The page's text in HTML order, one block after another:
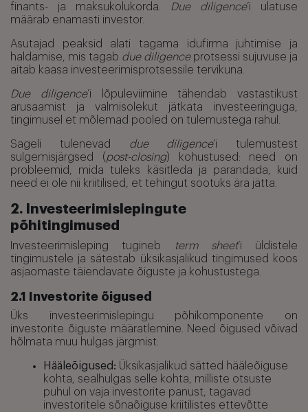
finants- ja maksukolukorda.
Due diligence’i ulatuse
määrab enamasti investor.
Asutajad peaksid alati tagama idufirma juhtimise ja
haldamise, mis tagab due diligenceprotsessi sujuvuse ja
aitab kaasa investeerimisprotsessile tervikuna.
Due diligence’i lõpuleviimine tähendab vastastikust
arusaamist ja valmisolekut jätkata investeeringuga,
tingimusel et mõlemad pooled on tulemustega rahul.
Sageli tulenevad due diligence’i tulemustest
sulgemisjärgsed (post-closing) kohustused: need on
probleemid, mida tuleks käsitleda ja parandada, kuid
need ei ole nii kriitilised, et tehingut sootuks ära jätta.
2. Investeerimislepingute
põhitingimused
Investeerimisleping tugineb term sheet’i üldistele
tingimustele ja sätestab üksikasjalikud tingimused koos
asjaomaste täiendavate õiguste ja kohustustega.
2.1 Investorite õigused
Üks investeerimislepingu põhikomponente on
investorite õiguste määratlemine. Need õigused võivad
hõlmata muu hulgas järgmist:
Hääleõigused: Üksikasjalikud sätted hääleõiguse
kohta, sealhulgas selle kohta, milliste otsuste
puhul on vaja investorite panust, tagavad
investoritele sõnaõiguse kriitilistes ettevõtte